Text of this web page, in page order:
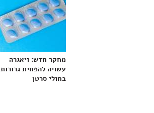
מחקר חדש: ויאגרה
עשויה להפחית גרורות
בחולי סרטן